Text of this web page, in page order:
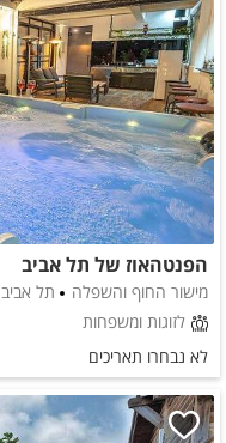
הפנטהאוז של תל אביב
מישור החוף והשפלה תל אביב
לזוגות ומשפחות
לא נבחרו תאריכים